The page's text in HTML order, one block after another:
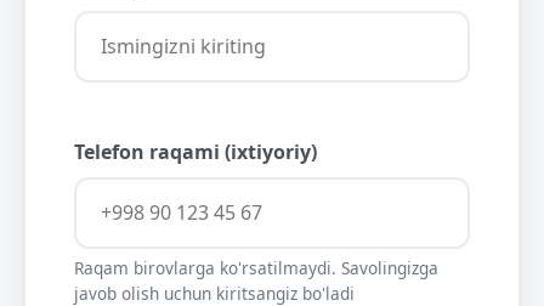
Telefon raqami (ixtiyoriy)
Raqam birovlarga ko'rsatilmaydi. Savolingizga
javob olish uchun kiritsangiz bo'ladi